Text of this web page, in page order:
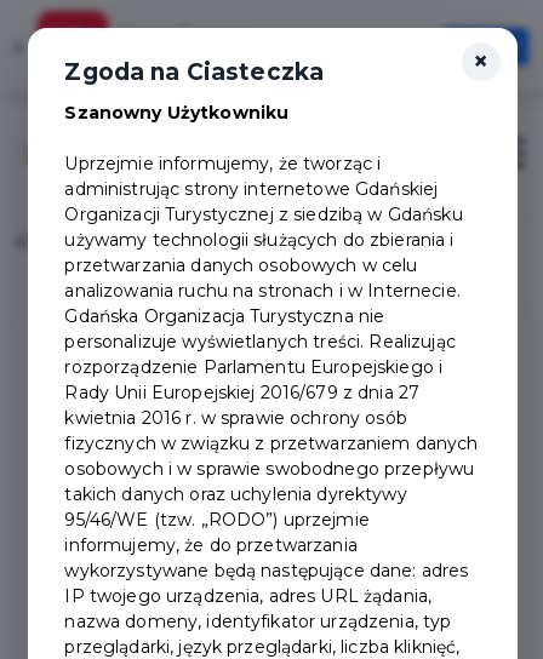
Szybciej, wygodniej, zawsze pod ręką
Otwórz
Home Magazyn materiałów promocyjnych
MAGAZYN MATERIAŁÓW
PROMOCYJNYCH
Bezpłatne materiały promocyjne przysługują
członkom Gdańskiej Organizacji Turystycznej
oraz partnerom strategicznym.
W celu pobrania materiałów z magazynu
×
Zgoda na Ciasteczka
Szanowny Użytkowniku
Uprzejmie informujemy, że tworząc i
administrując strony internetowe Gdańskiej
Organizacji Turystycznej z siedzibą w Gdańsku
używamy technologii służących do zbierania i
przetwarzania danych osobowych w celu
analizowania ruchu na stronach i w Internecie.
Gdańska Organizacja Turystyczna nie
personalizuje wyświetlanych treści. Realizując
rozporządzenie Parlamentu Europejskiego i
Rady Unii Europejskiej 2016/679 z dnia 27
kwietnia 2016 r. w sprawie ochrony osób
fizycznych w związku z przetwarzaniem danych
osobowych i w sprawie swobodnego przepływu
takich danych oraz uchylenia dyrektywy
95/46/WE (tzw. „RODO”) uprzejmie
informujemy, że do przetwarzania
wykorzystywane będą następujące dane: adres
IP twojego urządzenia, adres URL żądania,
nazwa domeny, identyfikator urządzenia, typ
przeglądarki, język przeglądarki, liczba kliknięć,